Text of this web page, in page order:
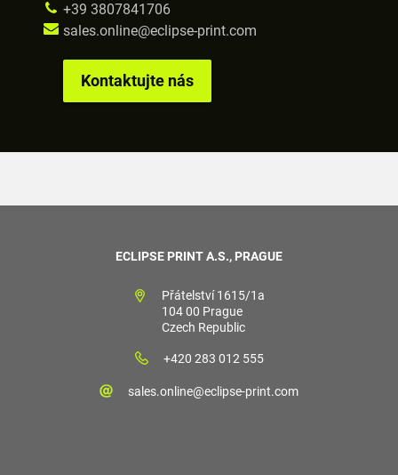
+39 3807841706
sales.online@eclipse-print.com
Kontaktujte nás
ECLIPSE PRINT A.S., PRAGUE
Přátelství 1615/1a
104 00 Prague
Czech Republic
+420 283 012 555
sales.online@eclipse-print.com